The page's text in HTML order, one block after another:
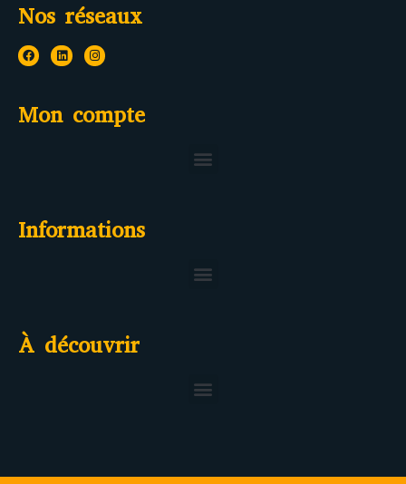
Nos réseaux
Mon compte
Informations
À découvrir